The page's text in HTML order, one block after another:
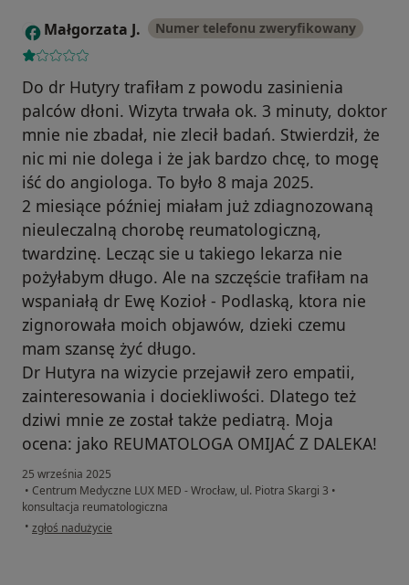
M Małgorzata J. Numer telefonu zweryfikowany
Do dr Hutyry trafiłam z powodu zasinienia
palców dłoni. Wizyta trwała ok. 3 minuty, doktor
mnie nie zbadał, nie zlecił badań. Stwierdził, że
nic mi nie dolega i że jak bardzo chcę, to mogę
iść do angiologa. To było 8 maja 2025.
2 miesiące później miałam już zdiagnozowaną
nieuleczalną chorobę reumatologiczną,
twardzinę. Lecząc sie u takiego lekarza nie
pożyłabym długo. Ale na szczęście trafiłam na
wspaniałą dr Ewę Kozioł - Podlaską, ktora nie
zignorowała moich objawów, dzieki czemu
mam szansę żyć długo.
Dr Hutyra na wizycie przejawił zero empatii,
zainteresowania i dociekliwości. Dlatego też
dziwi mnie ze został także pediatrą. Moja
ocena: jako REUMATOLOGA OMIJAĆ Z DALEKA!
25 września 2025
• Centrum Medyczne LUX MED - Wrocław, ul. Piotra Skargi 3 •
konsultacja reumatologiczna
• w opinii użytkownika Małgorzata J.
zgłoś nadużycie